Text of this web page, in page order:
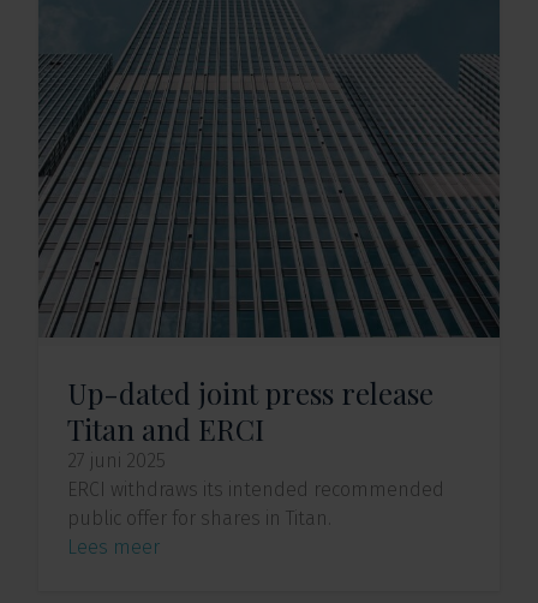
Up-dated joint press release
Titan and ERCI
27 juni 2025
ERCI withdraws its intended recommended
public offer for shares in Titan.
Lees meer